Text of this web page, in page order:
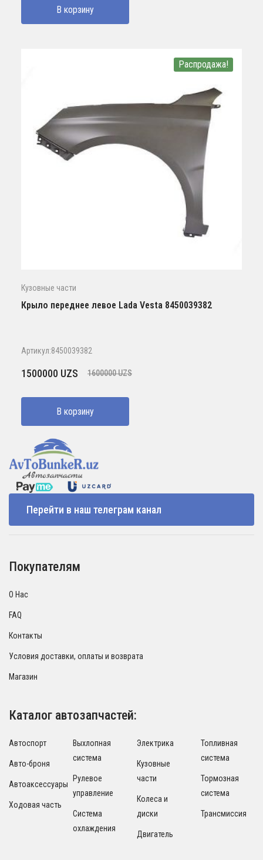
3000000 UZS.
В корзину
Распродажа!
Кузовные части
Крыло переднее левое Lada Vesta 8450039382
Артикул:8450039382
1600000UZS
Первоначальная
составляла
1600000 UZS.
1500000 UZS
Текущая
1500000 UZS.
В корзину
Перейти в наш телеграм канал
Покупателям
О Нас
FAQ
Контакты
Условия доставки, оплаты и возврата
Магазин
Каталог автозапчастей:
Автоспорт
Авто-броня
Автоаксессуары
Ходовая часть
Выхлопная
система
Рулевое
управление
Система
охлаждения
Электрика
Кузовные
части
Колеса и
диски
Двигатель
Топливная
система
Тормозная
система
Трансмиссия